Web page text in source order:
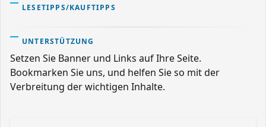
LESETIPPS/KAUFTIPPS
UNTERSTÜTZUNG
Setzen Sie Banner und Links auf Ihre Seite.
Bookmarken Sie uns, und helfen Sie so mit der
Verbreitung der wichtigen Inhalte.